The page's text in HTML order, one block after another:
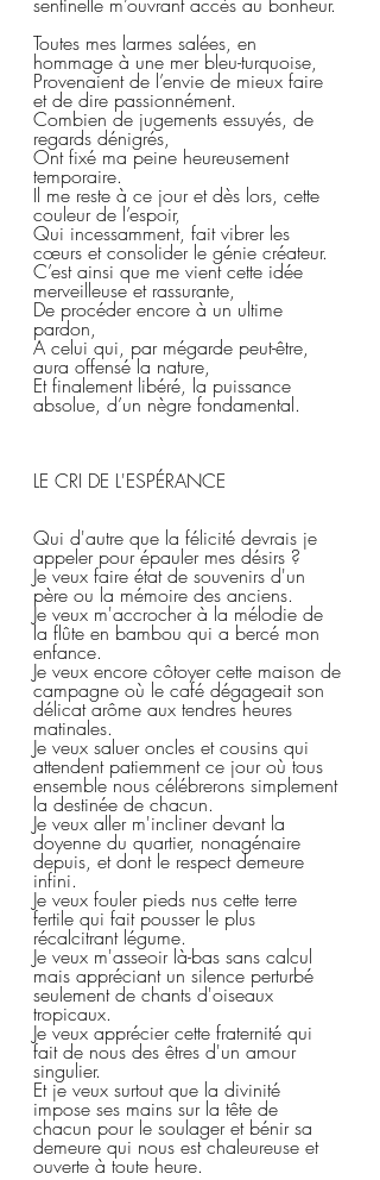
Toutes mes larmes salées, en
hommage à une mer bleu-turquoise,
Provenaient de l’envie de mieux faire
et de dire passionnément.
Combien de jugements essuyés, de
regards dénigrés,
Ont fixé ma peine heureusement
temporaire.
Il me reste à ce jour et dès lors, cette
couleur de l’espoir,
Qui incessamment, fait vibrer les
cœurs et consolider le génie créateur.
C’est ainsi que me vient cette idée
merveilleuse et rassurante,
De procéder encore à un ultime
pardon,
A celui qui, par mégarde peut-être,
aura offensé la nature,
Et finalement libéré, la puissance
absolue, d’un nègre fondamental.
LE CRI DE L'ESPÉRANCE
Qui d'autre que la félicité devrais je
appeler pour épauler mes désirs ?
Je veux faire état de souvenirs d'un
père ou la mémoire des anciens.
Je veux m'accrocher à la mélodie de
la flûte en bambou qui a bercé mon
enfance.
Je veux encore côtoyer cette maison de
campagne où le café dégageait son
délicat arôme aux tendres heures
matinales.
Je veux saluer oncles et cousins qui
attendent patiemment ce jour où tous
ensemble nous célébrerons simplement
la destinée de chacun.
Je veux aller m'incliner devant la
doyenne du quartier, nonagénaire
depuis, et dont le respect demeure
infini.
Je veux fouler pieds nus cette terre
fertile qui fait pousser le plus
récalcitrant légume.
Je veux m'asseoir là-bas sans calcul
mais appréciant un silence perturbé
seulement de chants d'oiseaux
tropicaux.
Je veux apprécier cette fraternité qui
fait de nous des êtres d'un amour
singulier.
Et je veux surtout que la divinité
impose ses mains sur la tête de
chacun pour le soulager et bénir sa
demeure qui nous est chaleureuse et
ouverte à toute heure.